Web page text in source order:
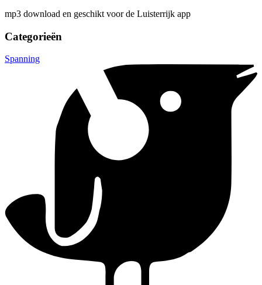
mp3 download en geschikt voor de Luisterrijk app
Categorieën
Spanning